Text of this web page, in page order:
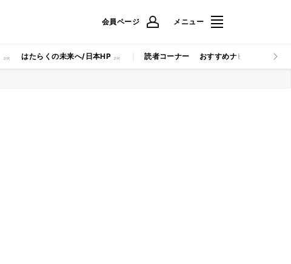
会員ページ メニュー
はたらくの未来へ/日本HP 読者コーナー おすすめナビ マイナビ